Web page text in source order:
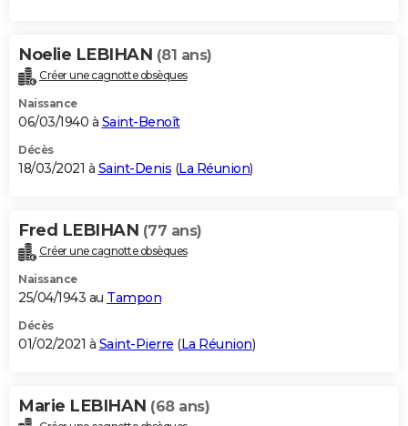
Noelie LEBIHAN (81 ans)
Créer une cagnotte obsèques
Naissance
06/03/1940 à Saint-Benoît
Décès
18/03/2021 à Saint-Denis (La Réunion)
Fred LEBIHAN (77 ans)
Créer une cagnotte obsèques
Naissance
25/04/1943 au Tampon
Décès
01/02/2021 à Saint-Pierre (La Réunion)
Marie LEBIHAN (68 ans)